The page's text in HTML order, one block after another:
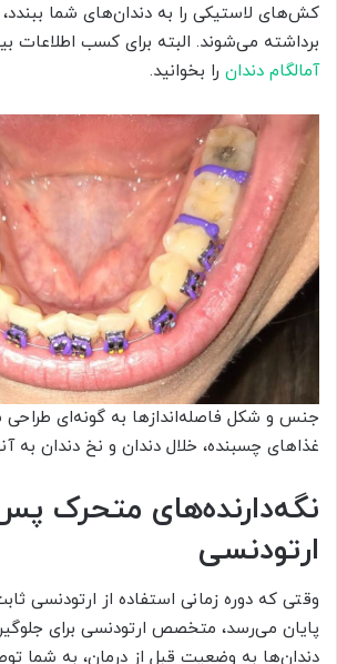
کش‌های لاستیکی را به دندان‌های شما ببندد،
برداشته می‌شوند. البته برای کسب اطلاعات
آمالگام دندان را بخوانید.
جنس و شکل فاصله‌اندازها به گونه‌ای
غذاهای چسبنده، خلال دندان و نخ دندان به
نگه‌دارنده‌های متحرک
ارتودنسی
وقتی که دوره زمانی استفاده از ارتودنسی
پایان می‌رسد، متخصص ارتودنسی برای
دندان‌ها به وضعیت قبل از درمان، به شما